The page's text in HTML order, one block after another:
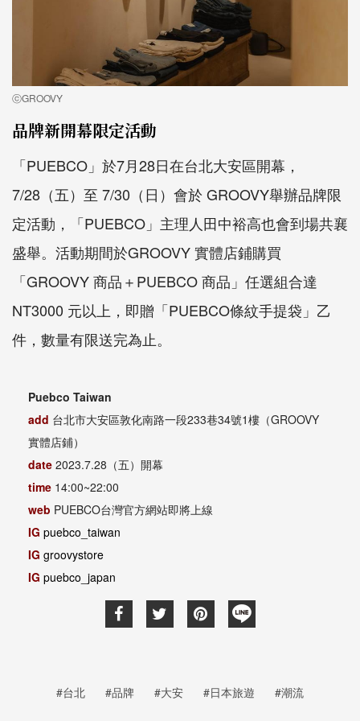
ⓒGROOVY
品牌新開幕限定活動
「PUEBCO」於7月28日在台北大安區開幕，
7/28（五）至 7/30（日）會於 GROOVY舉辦品牌限
定活動，「PUEBCO」主理人田中裕高也會到場共襄
盛舉。活動期間於GROOVY 實體店鋪購買
「GROOVY 商品＋PUEBCO 商品」任選組合達
NT3000 元以上，即贈「PUEBCO條紋手提袋」乙
件，數量有限送完為止。
Puebco Taiwan
add 台北市大安區敦化南路一段233巷34號1樓（GROOVY
實體店鋪）
date 2023.7.28 （五）開幕
time 14:00~22:00
web PUEBCO台灣官方網站即將上線
IG puebco_taiwan
IG groovystore
IG puebco_japan
#台北 #品牌 #大安 #日本旅遊 #潮流